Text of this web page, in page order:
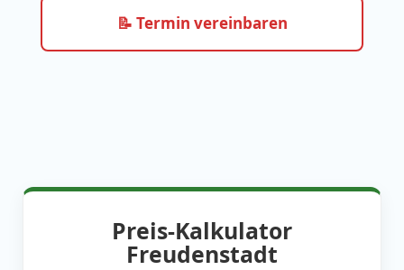
📝 Termin vereinbaren
Preis-Kalkulator
Freudenstadt